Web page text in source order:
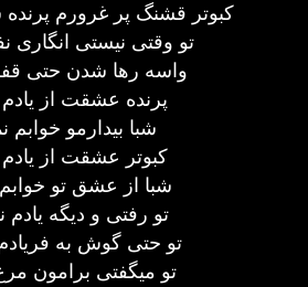
کبوتر قشنگ پر غرورم پرنده
تو وقتی نیستی
واسه رها شدن حتی
پرنده عشقت از یادم
شبا بیدارمو خوابم
کبوتر عشقت از یادم
شبا از عشق تو خوابم
تو رفتی و دیگه یادم
تو حتی گوش به
تو میگفتی برامون